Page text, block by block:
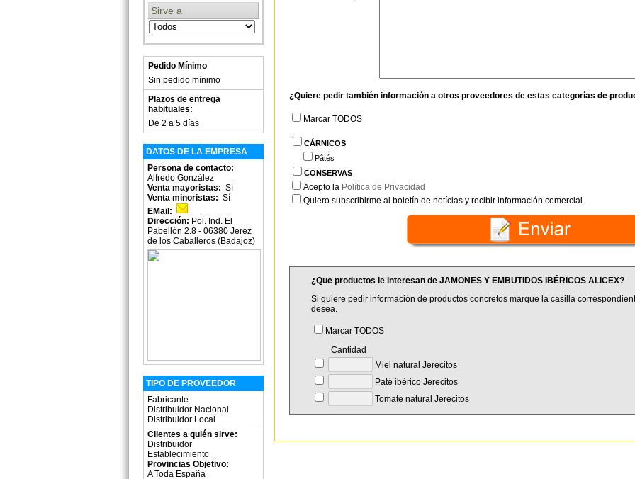
Sirve a
Pedido Mínimo
Sin pedido mínimo
Plazos de entrega
habituales:
De 2 a 5 días
DATOS DE LA EMPRESA
Persona de contacto:
Alfredo González
Venta mayoristas: Sí
Venta minoristas: Sí
EMail:
Dirección: Pol. Ind. El
Pabellón 2.8 - 06380 Jerez
de los Caballeros (Badajoz)
TIPO DE PROVEEDOR
Fabricante
Distribuidor Nacional
Distribuidor Local
Clientes a quién sirve:
Distribuidor
Establecimiento
Provincias Objetivo:
A Toda España
¿Quiere pedir también información a otros proveedores de estas categorías de
Marcar TODOS
CÁRNICOS
Pâtés
CONSERVAS
Acepto la Política de Privacidad
Quiero subscribirme al boletín de notícias y recibir información comercial.
¿Que productos le interesan de JAMONES Y EMBUTIDOS IBÉRICOS ALICEX?
Si quiere pedir información de productos concretos marque la casilla
desea.
Marcar TODOS
Cantidad
Miel natural Jerecitos
Paté ibérico Jerecitos
Tomate natural Jerecitos